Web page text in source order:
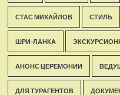
СТАС МИХАЙЛОВ СТИЛЬ
ШРИ-ЛАНКА
АНОНС ЦЕРЕМОНИИ
ДЛЯ ТУРАГЕНТОВ